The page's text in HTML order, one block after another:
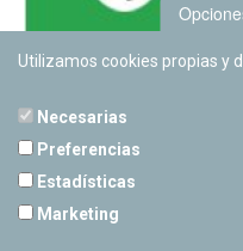
Utilizamos cookies propias y
Necesarias
Preferencias
Estadísticas
Marketing